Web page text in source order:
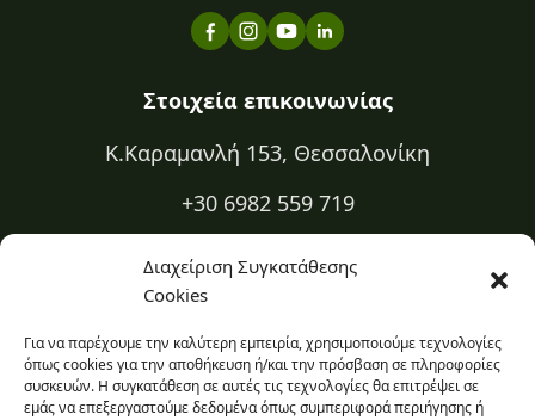
Διαχείριση Συγκατάθεσης
Cookies
Για να παρέχουμε την καλύτερη εμπειρία, χρησιμοποιούμε τεχνολογίες
όπως cookies για την αποθήκευση ή/και την πρόσβαση σε πληροφορίες
συσκευών. Η συγκατάθεση σε αυτές τις τεχνολογίες θα επιτρέψει σε
εμάς να επεξεργαστούμε δεδομένα όπως συμπεριφορά περιήγησης ή
Στοιχεία επικοινωνίας
Κ.Καραμανλή 153, Θεσσαλονίκη
+30 6982 559 719
+30 2310 334 883
kapa@kapadiatrofi.gr
Είμαι online 24/7